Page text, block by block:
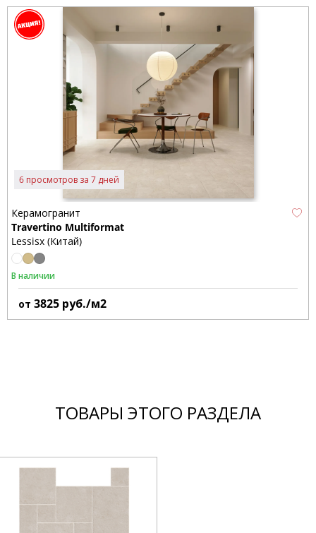
6 просмотров за 7 дней
Керамогранит
Travertino Multiformat
Lessisx (Китай)
В наличии
от 3825 руб./м2
ТОВАРЫ ЭТОГО РАЗДЕЛА